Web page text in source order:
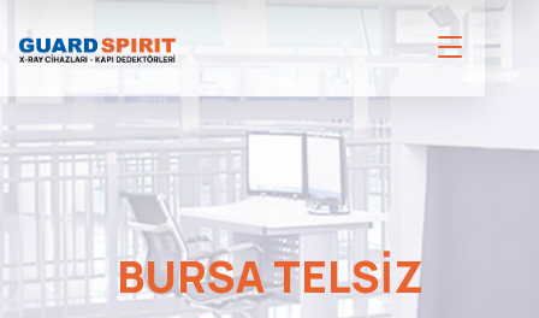
BURSA TELSIZ